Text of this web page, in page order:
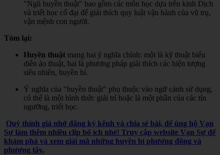
"Ngũ huyền thuật" bao gồm các môn học dựa trên kinh Dịch
và triết học cổ đại để giải thích quy luật vận hành của vũ trụ,
vận mệnh con người.
Tóm lại:
Huyền thuật mang hai ý nghĩa chính: một là kỹ thuật biểu
diễn ảo thuật, hai là phương pháp giải thích các hiện tượng
siêu nhiên, huyền bí.
Ý nghĩa của "huyền thuật" phụ thuộc vào ngữ cảnh sử dụng,
có thể là một hình thức giải trí hoặc là một phần của các tín
ngưỡng, triết học.
Quý thính giả nhớ đăng ký kênh và chia sẻ bài, để ủng hộ Vạn
Sự làm thêm nhiều clip bổ ích nhé! Truy cập website Vạn Sự để
khám phá và xem giải mã những huyền bí phương đông và
phương tây.